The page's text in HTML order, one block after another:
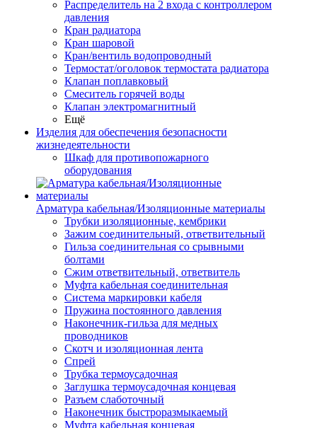
Распределитель на 2 входа с контроллером
давления
Кран радиатора
Кран шаровой
Кран/вентиль водопроводный
Термостат/оголовок термостата радиатора
Клапан поплавковый
Смеситель горячей воды
Клапан электромагнитный
Ещё
Изделия для обеспечения безопасности
жизнедеятельности
Шкаф для противопожарного
оборудования
Арматура кабельная/Изоляционные материалы
Трубки изоляционные, кембрики
Зажим соединительный, ответвительный
Гильза соединительная со срывными
болтами
Сжим ответвительный, ответвитель
Муфта кабельная соединительная
Система маркировки кабеля
Пружина постоянного давления
Наконечник-гильза для медных
проводников
Скотч и изоляционная лента
Спрей
Трубка термоусадочная
Заглушка термоусадочная концевая
Разъем слаботочный
Наконечник быстроразмыкаемый
Муфта кабельная концевая